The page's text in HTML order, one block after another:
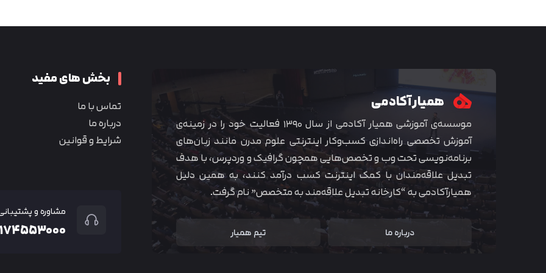
همیار آکادمی
موسسه‌ی آموزشی همیار آکادمی از سال ۱۳۹۰ فعالیت خود را در زمینه‌ی
آموزش تخصصی راه‌اندازی کسب‌و‌کار اینترنتی علوم مدرن مانند زبان‌های
برنامه‌نویسی تحت وب و تخصص‌هایی همچون گرافیک و وردپرس، با هدف
تبدیل علاقه‌مندان با کمک اینترنت کسب درآمد کنند، به همین دلیل
همیارآکادمی به “کارخانه تبدیل علاقه‌مند به متخصص” نام گرفت.
درباره ما تیم همیار
بخش های مفید
تماس با ما
درباره ما
شرایط و قوانین
مشاوره و